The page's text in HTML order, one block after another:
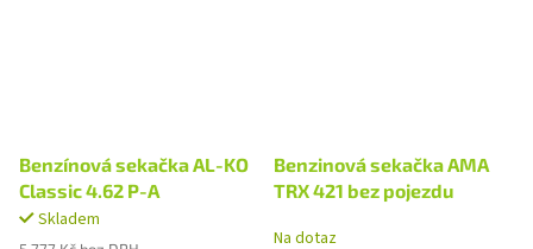
Benzínová sekačka AL-KO
Classic 4.62 P-A
Průměrné
Skladem
Benzinová sekačka AMA
TRX 421 bez pojezdu
Na dotaz